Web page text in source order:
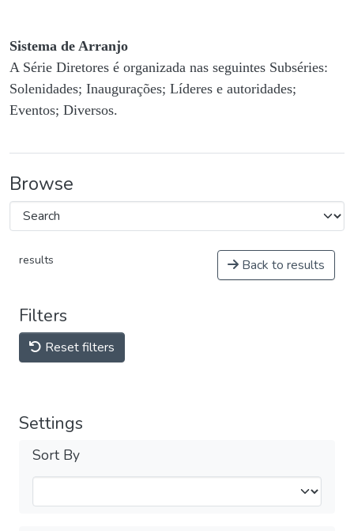
Sistema de Arranjo
A Série Diretores é organizada nas seguintes Subséries:
Solenidades; Inaugurações; Líderes e autoridades;
Eventos; Diversos.
Browse
results Back to results
Filters
Reset filters
Settings
Sort By